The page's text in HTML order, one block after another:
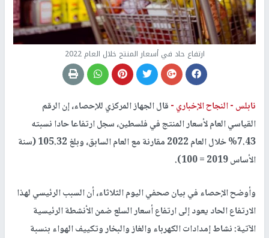
ارتفاع حاد في أسعار المنتج خلال العام 2022
نابلس -النجاح الإخباري -قال الجهاز المركزي للإحصاء، إن الرقم
القياسي العام لأسعار المنتج في فلسطين، سجل ارتفاعا حادا نسبته
7.43% خلال العام 2022 مقارنة مع العام السابق، وبلغ 105.32 (سنة
الأساس 2019 = 100).
وأوضح الإحصاء في بيان صحفي اليوم الثلاثاء، أن السبب الرئيسي لهذا
الارتفاع الحاد يعود إلى ارتفاع أسعار السلع ضمن الأنشطة الرئيسية
الآتية: نشاط إمدادات الكهرباء والغاز والبخار وتكييف الهواء بنسبة